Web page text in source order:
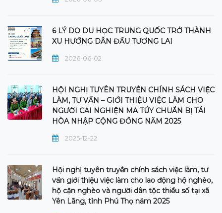
6 LÝ DO DU HỌC TRUNG QUỐC TRỞ THÀNH
XU HƯỚNG DẪN ĐẦU TƯƠNG LAI
2026-06-02
HỘI NGHỊ TUYÊN TRUYỀN CHÍNH SÁCH VIỆC
LÀM, TƯ VẤN – GIỚI THIỆU VIỆC LÀM CHO
NGƯỜI CAI NGHIỆN MA TÚY CHUẨN BỊ TÁI
HÒA NHẬP CỘNG ĐỒNG NĂM 2025
2025-12-22
Hội nghị tuyên truyền chính sách việc làm, tư
vấn giới thiệu việc làm cho lao động hộ nghèo,
hộ cận nghèo và người dân tộc thiểu số tại xã
Yên Lãng, tỉnh Phú Thọ năm 2025